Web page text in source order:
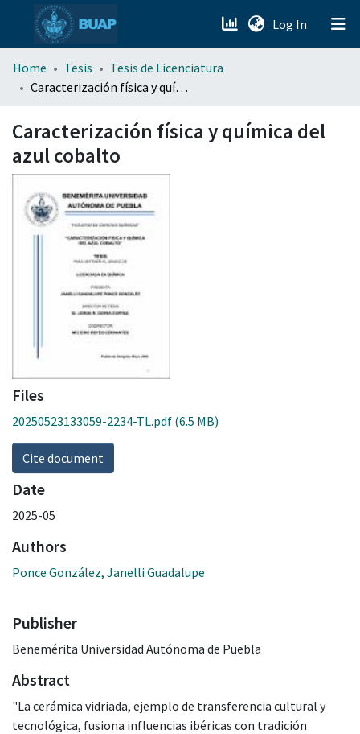
Log In (current)
menu.section.about_menu
Home Tesis
Tesis de Licenciatura
Caracterización física y química del azul cobalto
Caracterización física y química del
azul cobalto
Files
20250523133059-2234-TL.pdf (6.5 MB)
Cite document
Date
2025-05
Authors
Ponce González, Janelli Guadalupe
Publisher
Benemérita Universidad Autónoma de Puebla
Abstract
"La cerámica vidriada, ejemplo de transferencia cultural y
tecnológica, fusiona influencias ibéricas con tradición